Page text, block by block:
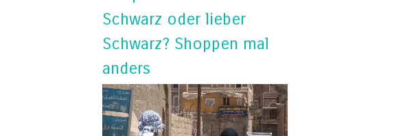
Schwarz oder lieber
Schwarz? Shoppen mal
anders